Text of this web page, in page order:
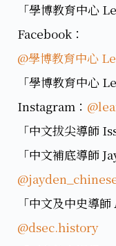
「學博教育中心
Facebook：
@學博教育中心
「學博教育中心
Instagram：
「中文拔尖導師
「中文補底導師
「中文及中史導
@dsec.history